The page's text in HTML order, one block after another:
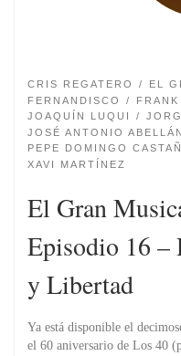
CRIS REGATERO
EL
FERNANDISCO
JOAQUÍN LUQUI
JOSÉ ANTONIO ABELLÁN
PEPE DOMINGO
XAVI MARTÍNEZ
El Gran
Episodio 16 –
y Libertad
Ya está disponible el
el 60 aniversario de Los 40